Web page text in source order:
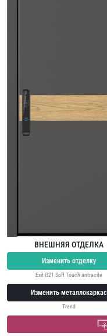
ВНЕШНЯЯ ОТДЕЛКА
Изменить отделку
Exit G21 Soft Touch antracite
Изменить металлокаркас
Trend